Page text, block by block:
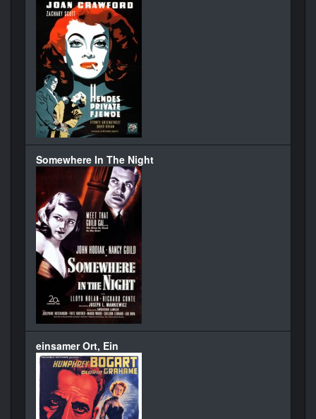
Somewhere In The Night
einsamer Ort, Ein